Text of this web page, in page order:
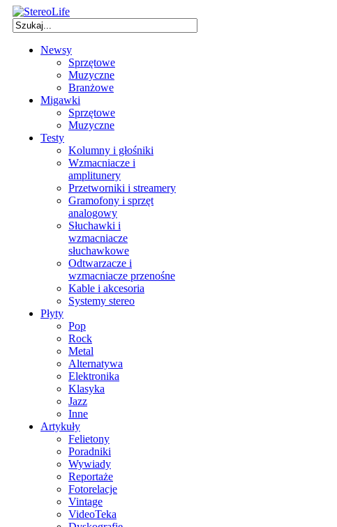
Newsy
Sprzętowe
Muzyczne
Branżowe
Migawki
Sprzętowe
Muzyczne
Testy
Kolumny i głośniki
Wzmacniacze i
amplitunery
Przetworniki i streamery
Gramofony i sprzęt
analogowy
Słuchawki i
wzmacniacze
słuchawkowe
Odtwarzacze i
wzmacniacze przenośne
Kable i akcesoria
Systemy stereo
Płyty
Pop
Rock
Metal
Alternatywa
Elektronika
Klasyka
Jazz
Inne
Artykuły
Felietony
Poradniki
Wywiady
Reportaże
Fotorelacje
Vintage
VideoTeka